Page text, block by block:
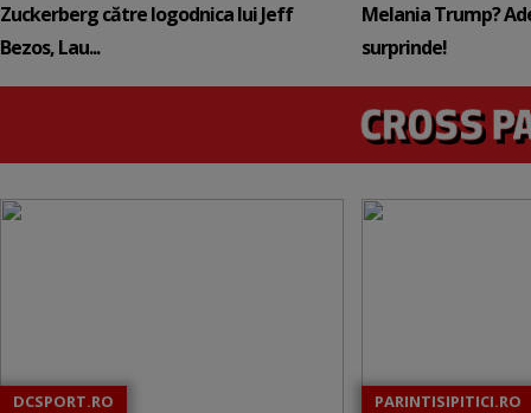
Zuckerberg către logodnica lui Jeff
Bezos, Lau...
Melania Trump?
surprinde!
DCSPORT.RO PARINTISIPITICI.RO